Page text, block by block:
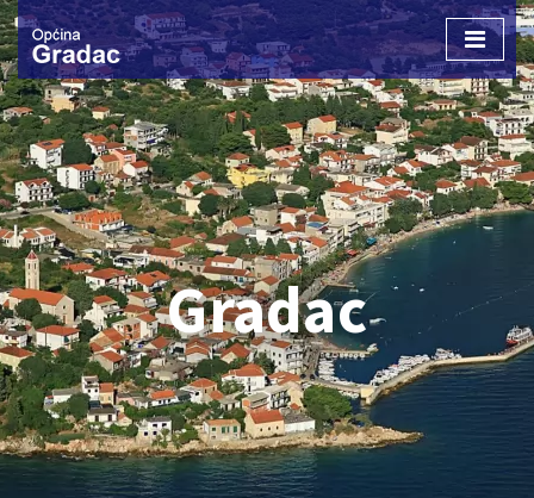
Otvori
Gradac